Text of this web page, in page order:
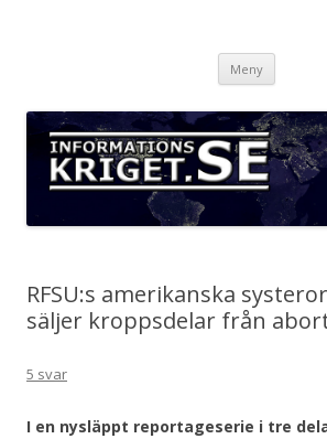
Meny
RFSU:s amerikanska
säljer kroppsdelar från
5 svar
I en nysläppt reportageserie i tre